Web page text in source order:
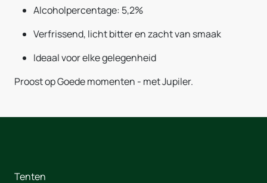
Alcoholpercentage: 5,2%
Verfrissend, licht bitter en zacht van smaak
Ideaal voor elke gelegenheid
Proost op Goede momenten - met Jupiler.
Tenten